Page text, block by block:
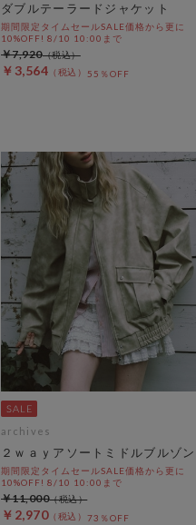
ダブルテーラードジャケット
期間限定タイムセールSALE価格から更に
10%OFF! 8/10 10:00まで
￥3,564 55％OFF
￥7,920
archives
２ｗａｙアソートミドルブルゾン
期間限定タイムセールSALE価格から更に
10%OFF! 8/10 10:00まで
￥2,970 73％OFF
￥11,000